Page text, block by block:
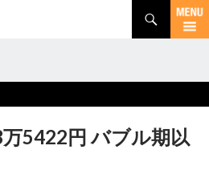
5422円 バブル期以